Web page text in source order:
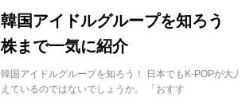
韓国アイドルグループを知ろう
株まで一気に紹介
韓国アイドルグループを知ろう！ 日本でもK-POPが
えているのではないでしょうか。 「おすす